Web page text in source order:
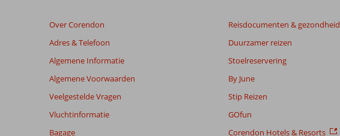
worden
niet
meer
weergegeven
de
relevantie
de
Over Corendon
Adres & Telefoon
Algemene Informatie
Algemene Voorwaarden
Veelgestelde Vragen
Vluchtinformatie
Bagage
Reisdocumenten & gezondheid
Duurzamer reizen
Stoelreservering
By June
Stip Reizen
GOfun
Corendon Hotels & Resorts